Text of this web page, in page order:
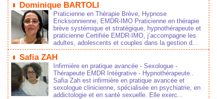
Dominique BARTOLI
Praticienne en Thérapie Brève, Hypnose
Ericksonnienne, EMDR-IMO Praticienne en thérapie
brève systémique et stratégique, hypnothérapeute et
praticienne Certifiée EMDR-IMO, j’accompagne les
adultes, adolescents et couples dans la gestion d...
Safia ZAH
Infirmière en pratique avancée - Sexologue -
Thérapeute EMDR Intégrative - Hypnothérapeute..
Safia Zah est infirmière en pratique avancée et
sexologue clinicienne, spécialisée en psychiatrie, en
addictologie et en santé sexuelle. Elle exerc...